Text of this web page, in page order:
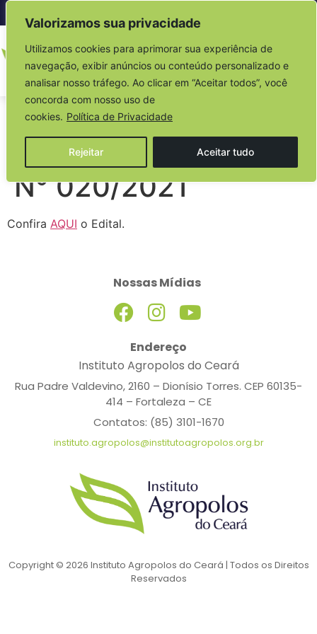
Valorizamos sua privacidade
Utilizamos cookies para aprimorar sua experiência de
navegação, exibir anúncios ou conteúdo personalizado e
analisar nosso tráfego. Ao clicar em “Aceitar todos”, você
concorda com nosso uso de
cookies. Política de Privacidade
Rejeitar Aceitar tudo
EDITAL DE
CREDENCIAMENTO
N° 020/2021
Confira AQUI o Edital.
Endereço
Instituto Agropolos do Ceará
Rua Padre Valdevino, 2160 – Dionísio Torres. CEP 60135-
414 – Fortaleza – CE
Contatos: (85) 3101-1670
instituto.agropolos@institutoagropolos.org.br
Nossas Mídias
Copyright © 2026 Instituto Agropolos do Ceará | Todos os Direitos
Reservados